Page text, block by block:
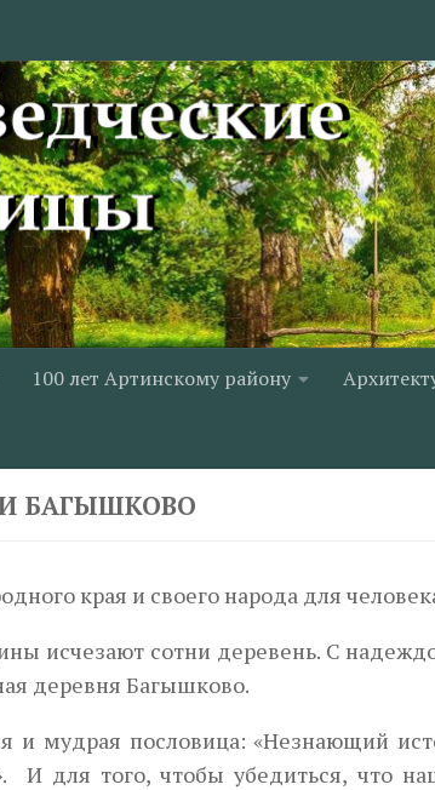
100 лет Артинскому району
БАГЫШКОВО
края и своего народа для
исчезают сотни деревень. С
деревня Багышково.
и мудрая пословица: «Незнающий
И для того, чтобы убедиться, что